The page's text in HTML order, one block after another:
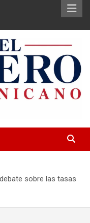
sobre las tasas